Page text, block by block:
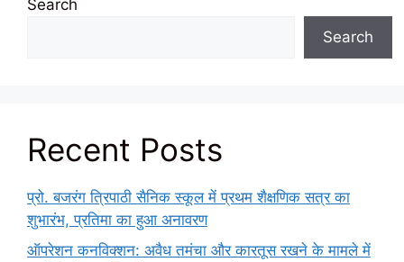
Search
Search
Recent Posts
प्रो. बजरंग त्रिपाठी सैनिक स्कूल में प्रथम शैक्षणिक सत्र का
शुभारंभ, प्रतिमा का हुआ अनावरण
ऑपरेशन कनविक्शन: अवैध तमंचा और कारतूस रखने के मामले में